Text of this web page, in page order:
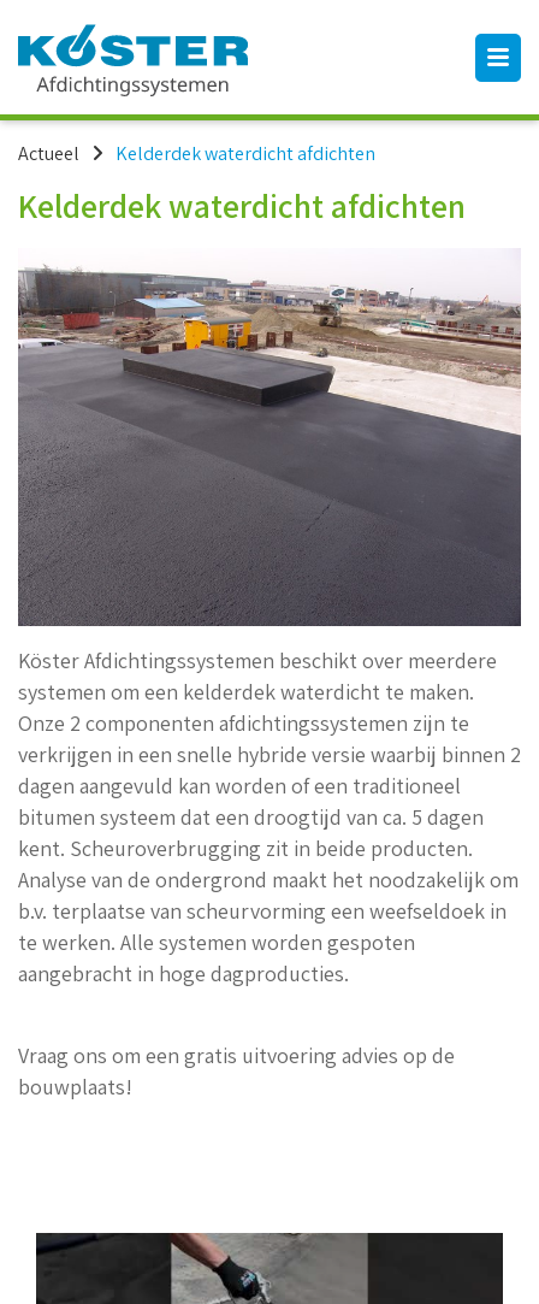
Actueel Kelderdek waterdicht afdichten
Kelderdek waterdicht afdichten
Köster Afdichtingssystemen beschikt over meerdere
systemen om een kelderdek waterdicht te maken.
Onze 2 componenten afdichtingssystemen zijn te
verkrijgen in een snelle hybride versie waarbij binnen 2
dagen aangevuld kan worden of een traditioneel
bitumen systeem dat een droogtijd van ca. 5 dagen
kent. Scheuroverbrugging zit in beide producten.
Analyse van de ondergrond maakt het noodzakelijk om
b.v. terplaatse van scheurvorming een weefseldoek in
te werken. Alle systemen worden gespoten
aangebracht in hoge dagproducties.
Vraag ons om een gratis uitvoering advies op de
bouwplaats!